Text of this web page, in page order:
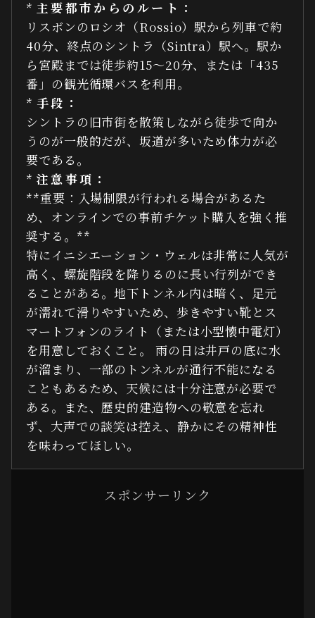
* 主要都市からのルート：
リスボンのロシオ（Rossio）駅から列車で約
40分、終点のシントラ（Sintra）駅へ。駅か
ら宮殿までは徒歩約15〜20分、または「435
番」の観光循環バスを利用。
* 手段：
シントラの旧市街を散策しながら徒歩で向か
うのが一般的だが、坂道が多いため体力が必
要である。
* 注意事項：
**重要：入場制限が行われる場合があるた
め、オンラインでの事前チケット購入を強く推
奨する。**
特にイニシエーション・ウェルは非常に人気が
高く、螺旋階段を降りるのに長い行列ができ
ることがある。地下トンネル内は暗く、足元
が濡れて滑りやすいため、歩きやすい靴とス
マートフォンのライト（または小型懐中電灯）
を用意しておくこと。 雨の日は井戸の底に水
が溜まり、一部のトンネルが通行不能になる
こともあるため、天候には十分注意が必要で
ある。また、歴史的建造物への敬意を忘れ
ず、大声での談笑は控え、静かにその精神性
を味わってほしい。
スポンサーリンク